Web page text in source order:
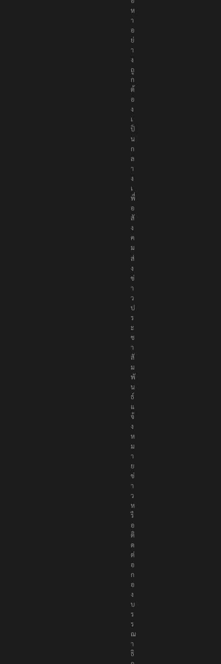
นื้
อ
ห
า
อ
ย่
า
ง
ถู
ก
ต้
อ
ง
เ
ป็
น
ก
ล
า
ง
เ
พื่
อ
สั
ง
ค
ม
ส่
ง
ข่
า
ว
ป
ร
ะ
ช
า
สั
ม
พั
น
ธ์
แ
จ้
ง
ห
ม
า
ย
ข่
า
ว
ห
รื
อ
ติ
ด
ต่
อ
ก
อ
ง
บ
ร
ร
ณ